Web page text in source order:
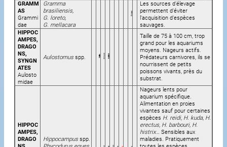
GRAMM
AS
Grammi
dae
Gramma
brasiliensis,
G. loreto,
G. mellacara
Les sources d’élevage
permettent d’éviter
l’acquisition d’espèces
sauvages.
HIPPOC
AMPES,
DRAGO
NS,
SYNGN
ATES
Aulosto
midae
Aulostomusspp.
Taille de 75 à 100 cm, trop
grand pour les aquariums
moyens. Nageurs actifs.
Prédateurs carnivores, ils se
nourrissent de petits
poissons vivants, près du
substrat.
HIPPOC
AMPES,
DRAGO
Hippocampusspp.
Nageurs lents pour
aquarium spécifique.
Alimentation en proies
vivantes sauf pour certaines
espèces H. reidi, H. kuda, H.
erectus, H. barbouri, H.
histrix… Sensibles aux
maladies. Pratiquement